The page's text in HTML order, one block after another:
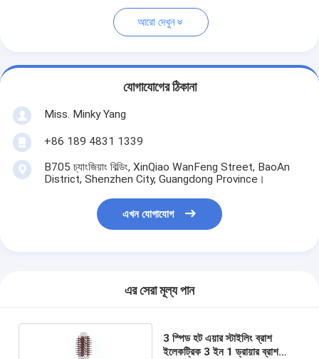
আরো দেখুন
যোগাযোগের ঠিকানা
Miss. Minky Yang
+86 189 4831 1339
B705 চ্যাংজিয়াং বিল্ডিং, XinQiao WanFeng Street, BaoAn
District, Shenzhen City, Guangdong Province।
এখন যোগাযোগ
এর সেরা মূল্য পান
3 স্পিড হট এয়ার স্টাইলিং ব্রাশ
ইলেকট্রিক 3 ইন 1 ড্রায়ার ব্রাশ